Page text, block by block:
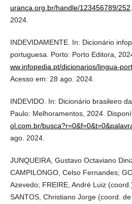
uranca.org.br/handle/123456789/252
2024.
INDEVIDAMENTE. In: Dicionário
portuguesa. Porto: Porto Editora,
ww.infopedia.pt/dicionarios/lingua-
Acesso em: 28 ago. 2024.
INDEVIDO. In: Dicionário brasileiro
Paulo: Melhoramentos, 2024.
ol.com.br/
ago. 2024.
JUNQUEIRA, Gustavo Octaviano
CAMPILONGO, Celso Fernandes;
Azevedo; FREIRE, André Luiz
SANTOS, Christiano Jorge (coord.